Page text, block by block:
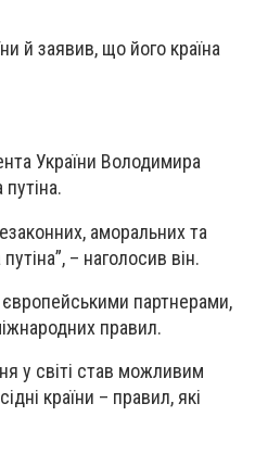
й заявив, що його країна
України Володимира
аморальних та
– наголосив він.
партнерами,
правил.
у світі став можливим
країни – правил, які